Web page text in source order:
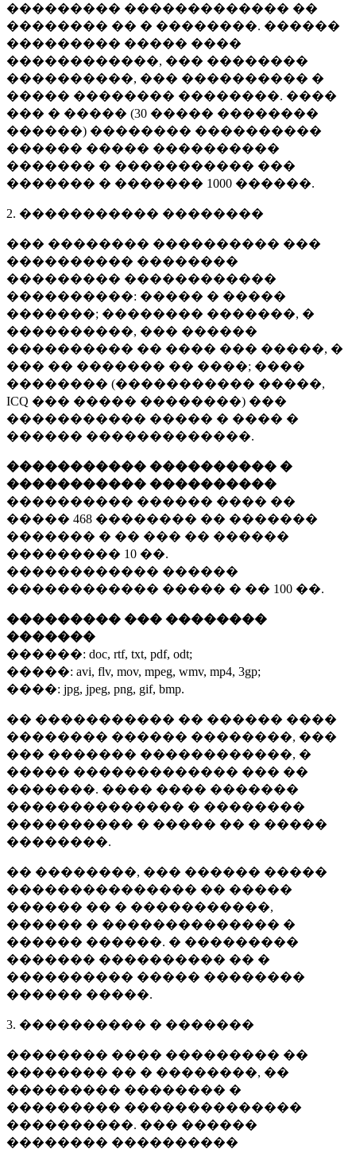
��������� ������������� ��
�������� �� � ��������. ������
��������� ����� ����
������������, ��� ��������
����������, ��� ���������� �
����� �������� ��������. ����
��� � ����� (30 ����� ��������
������) �������� ����������
������ ����� ����������
������� � ����������� ���
������� � ������� 1000 ������.
2. ����������� ��������
��� �������� ���������� ���
���������� ��������
��������� ������������
����������: ����� � �����
�������; �������� �������, �
����������, ��� ������
���������� �� ���� ��� �����, �
��� �� ������� �� ����; ����
�������� (����������� �����,
ICQ ��� ����� ��������) ���
����������� ����� � ���� �
������ �������������.
����������� ���������� �
����������� ����������
���������� ������ ���� ��
����� 468 �������� �� �������
������� � �� ��� �� ������
��������� 10 ��.
������������ ������
������������ ����� � �� 100 ��.
��������� ��� ��������
�������
������: doc, rtf, txt, pdf, odt;
�����: avi, flv, mov, mpeg, wmv, mp4, 3gp;
����: jpg, jpeg, png, gif, bmp.
�� ����������� �� ������ ����
�������� ������ ��������, ���
��� ������� ������������, �
����� ������������� ��� ��
�������. ���� ���� �������
�������������� � ��������
���������� � ����� �� � �����
��������.
�� ��������, ��� ������ �����
��������������� �� �����
������ �� � �����������,
������ � �������������� �
������ ������. � ���������
������� ���������� �� �
���������� ����� ��������
������ �����.
3. ���������� � �������
�������� ���� ��������� ��
�������� �� � ��������, ��
��������� �������� �
��������� ��������������
����������. ��� ������
�������� ����������